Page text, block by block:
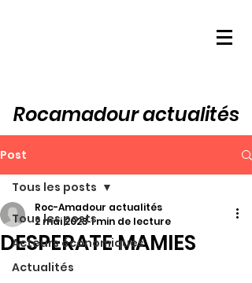
Rocamadour actualités
Post
Tous les posts
Acteurs économiques
Actualités
Tous les posts
DESPERATE MAMIES
Roc-Amadour actualités
2 mai 20231 min de lecture